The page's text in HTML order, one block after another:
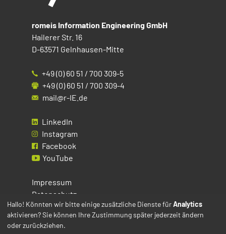
romeis Information Engineering GmbH
Hailerer Str. 16
D-63571 Gelnhausen-Mitte
+49 (0) 60 51 / 700 309-5
+49 (0) 60 51 / 700 309-4
mail@r-IE.de
LinkedIn
Instagram
Facebook
YouTube
Impressum
Datenschutz
Cookies
Hallo! Könnten wir bitte einige zusätzliche Dienste fürAnalytics
aktivieren? Sie können Ihre Zustimmung später jederzeit ändern
oder zurückziehen.